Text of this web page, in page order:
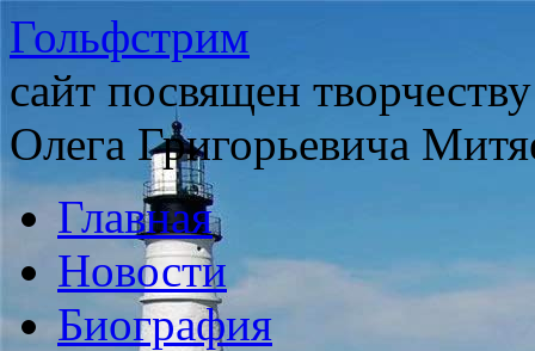
Гольфстрим
сайт посвящен
Олега Григорьевича
Главная
Новости
Биография